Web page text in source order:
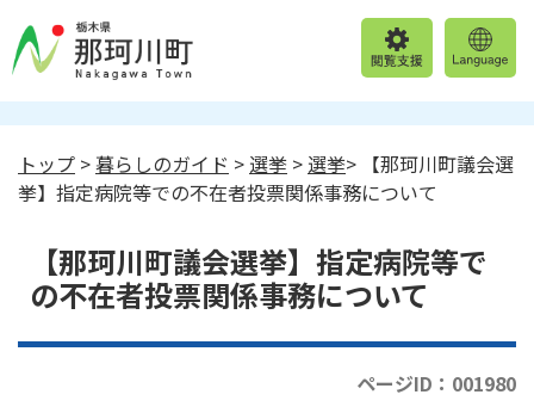
トップ >暮らしのガイド > 選挙 > 選挙> 【那珂川町議会選
挙】指定病院等での不在者投票関係事務について
【那珂川町議会選挙】指定病院等で
の不在者投票関係事務について
ページID：001980